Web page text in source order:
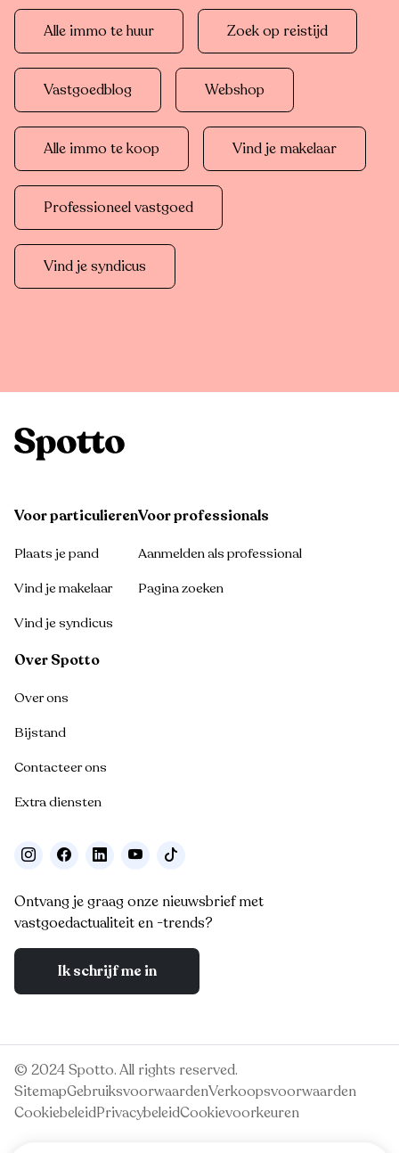
Alle immo te huur Zoek op reistijd
Vastgoedblog Webshop
Alle immo te koop Vind je makelaar
Professioneel vastgoed
Vind je syndicus
Voor particulieren
Plaats je pand
Vind je makelaar
Vind je syndicus
Voor professionals
Aanmelden als professional
Pagina zoeken
Over Spotto
Over ons
Bijstand
Contacteer ons
Extra diensten
Ontvang je graag onze nieuwsbrief met
vastgoedactualiteit en -trends?
Ik schrijf me in
© 2024 Spotto. All rights reserved.
SitemapGebruiksvoorwaardenVerkoopsvoorwaarden
CookiebeleidPrivacybeleidCookievoorkeuren